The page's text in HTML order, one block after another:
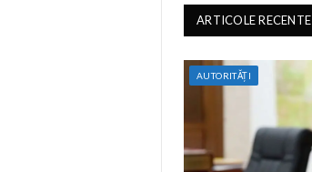
ARTICOLE RECENTE
AUTORITĂȚI